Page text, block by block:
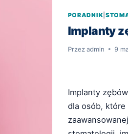
PORADNIK
Implanty
Przez admin 9
Implanty
dla osób, które